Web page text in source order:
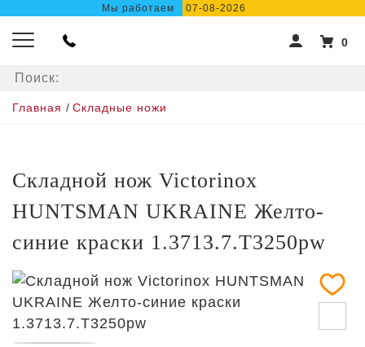
Мы работаем 07-08-2026
0
Главная / Складные ножи
Складной нож Victorinox
HUNTSMAN UKRAINE Желто-
синие краски 1.3713.7.T3250pw
ПОДПИШИСЬ НА РАССЫЛКУ